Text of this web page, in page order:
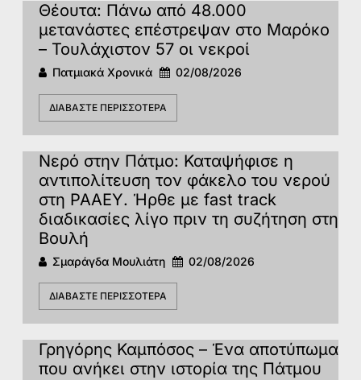
Θέουτα: Πάνω από 48.000
μετανάστες επέστρεψαν στο Μαρόκο
– Τουλάχιστον 57 οι νεκροί
Πατμιακά Χρονικά 02/08/2026
ΔΙΑΒΆΣΤΕ ΠΕΡΙΣΣΌΤΕΡΑ
Νερό στην Πάτμο: Καταψήφισε η
αντιπολίτευση τον φάκελο του νερού
στη ΡΑΑΕΥ. Ήρθε με fast track
διαδικασίες λίγο πριν τη συζήτηση στη
Βουλή
Σμαράγδα Μουλιάτη 02/08/2026
ΔΙΑΒΆΣΤΕ ΠΕΡΙΣΣΌΤΕΡΑ
Γρηγόρης Καμπόσος – Ένα αποτύπωμα
που ανήκει στην ιστορία της Πάτμoυ